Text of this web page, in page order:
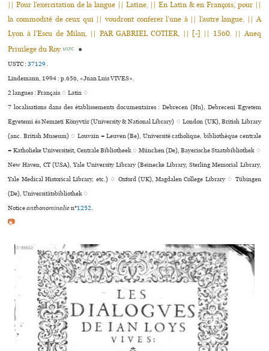
|| Pour l’exercitation de la langue || Latine. || En Latin & en François, pour ||
la commodité de ceux qui || voudront conferer l’une à || l’autre langue. || A
Lyon à l’Escu de Milan, || PAR GABRIEL COTIER, || [-] || 1560. || Aueq
Priuilege du Roy. USTC ●
USTC :37129.
Lindemann, 1994 : p.656, «Juan Luis VIVES».
2 langues :Français ♢Latin ♢
7 localisations dans des établissements documentaires : Debrecen (Hu), Debreceni Egyetem
Egyetemi és Nemzeti Könyvtár (University & National Library) ♢ London (UK), British Library
(anc. British Museum) ♢ Louvain = Leuven (Be), Université catholique, bibliothèque centrale
= Katholieke Universiteit, Centrale Bibliotheek ♢ München (De), Bayerische Staatsbibliothek ♢
New Haven, CT (USA), Yale University Library (Beinecke Library, Sterling Memorial Library,
Yale Medical Historical Library, etc.) ♢ Oxford (UK), Magdalen College Library ♢ Tübingen
(De), Universitätsbibliothek ♢
Noticeanthonominalien°1252.
📷